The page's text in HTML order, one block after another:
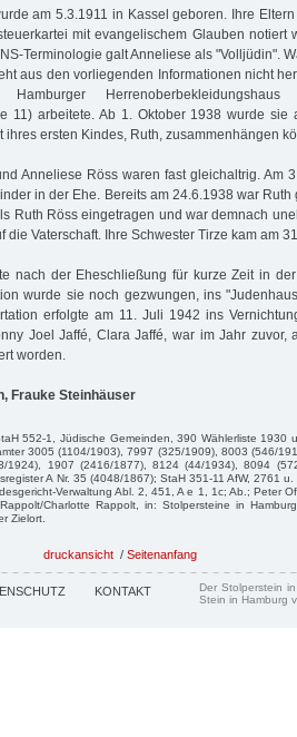
am 5.3.1911 in Kassel geboren. Ihre
mit evangelischem Glauben notiert
Terminologie galt Anneliese als "Volljüdin".
aus den vorliegenden Informationen nicht
11) arbeitete. Ab 1. Oktober 1938 wurde sie
ihres ersten Kindes, Ruth, zusammenhängen
Anneliese Röss waren fast gleichaltrig. Am
in der Ehe. Bereits am 24.6.1938 war
Ruth Röss eingetragen und war demnach
die Vaterschaft. Ihre Schwester Tirze kam am
nach der Eheschließung für kurze Zeit in
wurde sie noch gezwungen, ins
erfolgte am 11. Juli 1942 ins
Joel Jaffé, Clara Jaffé, war im Jahr zuvor,
worden.
Frauke Steinhäuser
552-1, Jüdische Gemeinden, 390 Wählerliste 1930
3005 (1104/1903), 7997 (325/1909), 8003 (546/
1924), 1907 (2416/1877), 8124 (44/1934), 8094
A Nr. 35 (4048/1867); StaH 351-11 AfW, 2761
Verwaltung Abl. 2, 451, A e 1, 1c; Ab.; Peter
Charlotte Rappolt, in: Stolpersteine in
Zielort.
druckansicht / Seitenanfang
KONTAKT
Der Stolperstein
Stein in Hamburg